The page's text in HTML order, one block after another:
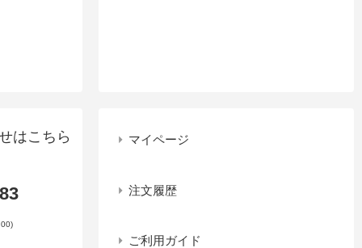
はこちら マイページ
注文履歴
ご利用ガイド